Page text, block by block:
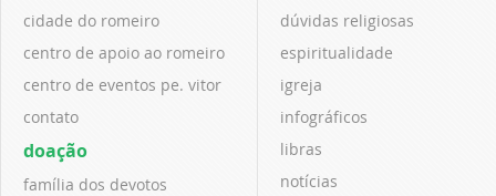
cidade do romeiro
centro de apoio ao romeiro
centro de eventos pe. vitor
contato
doação
família dos devotos
dúvidas religiosas
espiritualidade
igreja
infográficos
libras
notícias